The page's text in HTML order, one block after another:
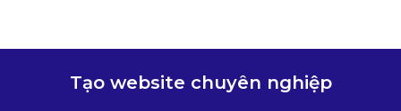
Tạo website chuyên nghiệp